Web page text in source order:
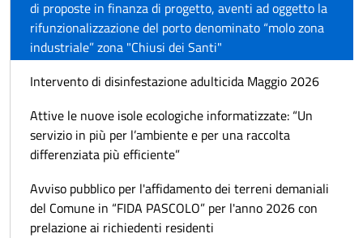
di proposte in finanza di progetto, aventi ad oggetto la
rifunzionalizzazione del porto denominato “molo zona
industriale” zona "Chiusi dei Santi"
Intervento di disinfestazione adulticida Maggio 2026
Attive le nuove isole ecologiche informatizzate: “Un
servizio in più per l’ambiente e per una raccolta
differenziata più efficiente”
Avviso pubblico per l'affidamento dei terreni demaniali
del Comune in “FIDA PASCOLO” per l'anno 2026 con
prelazione ai richiedenti residenti